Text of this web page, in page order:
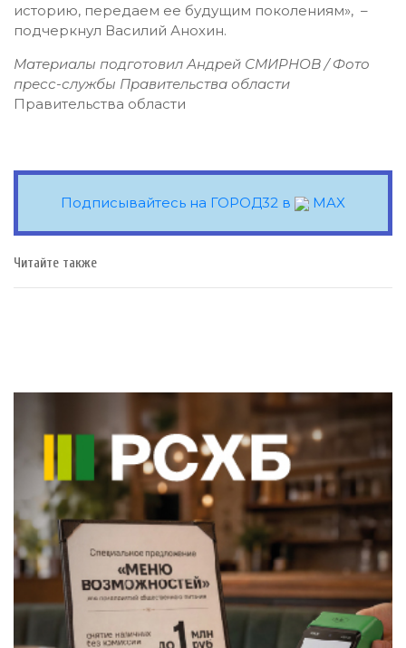
историю, передаем ее будущим поколениям», –
подчеркнул Василий Анохин.
Материалы подготовил Андрей СМИРНОВ / Фото
пресс-службы Правительства области
Правительства области
Подписывайтесь на ГОРОД32 в MAX
Читайте также